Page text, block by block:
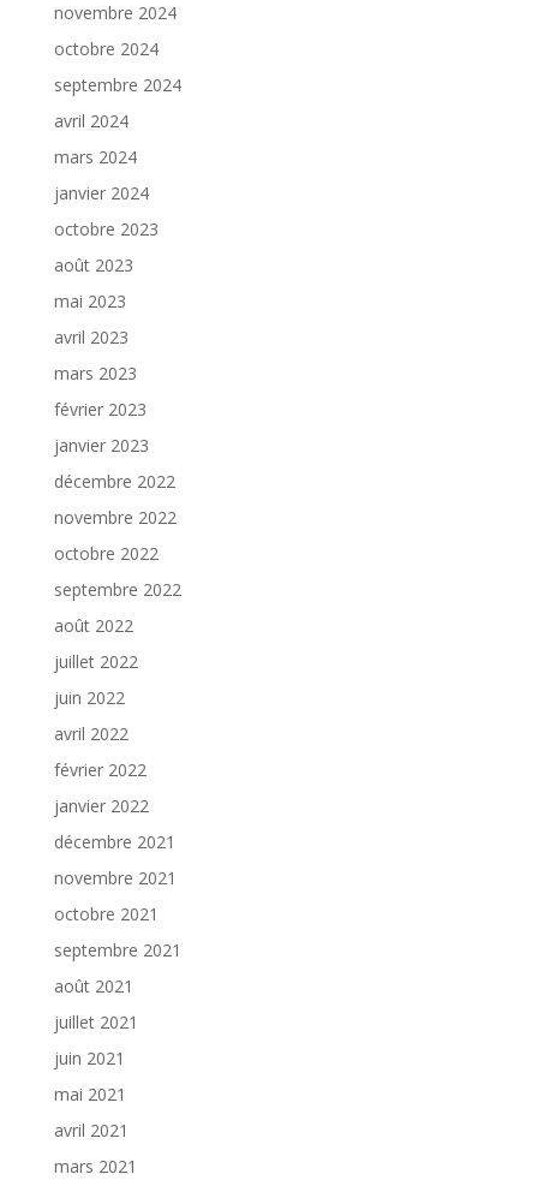
novembre 2024
octobre 2024
septembre 2024
avril 2024
mars 2024
janvier 2024
octobre 2023
août 2023
mai 2023
avril 2023
mars 2023
février 2023
janvier 2023
décembre 2022
novembre 2022
octobre 2022
septembre 2022
août 2022
juillet 2022
juin 2022
avril 2022
février 2022
janvier 2022
décembre 2021
novembre 2021
octobre 2021
septembre 2021
août 2021
juillet 2021
juin 2021
mai 2021
avril 2021
mars 2021